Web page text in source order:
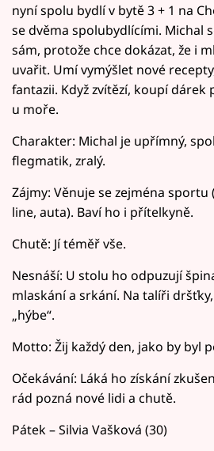
nyní spolu bydlí v bytě 3 + 1 na
se dvěma spolubydlícími. Michal
sám, protože chce dokázat, že i
uvařit. Umí vymýšlet nové
fantazii. Když zvítězí, koupí
u moře.
Charakter: Michal je upřímný,
flegmatik, zralý.
Zájmy: Věnuje se zejména
line, auta). Baví ho i přítelkyně.
Chutě: Jí téměř vše.
Nesnáší: U stolu ho odpuzují
mlaskání a srkání. Na talíři
„hýbe“.
Motto: Žij každý den, jako by byl
Očekávání: Láká ho získání
rád pozná nové lidi a chutě.
Pátek – Silvia Vašková (30)